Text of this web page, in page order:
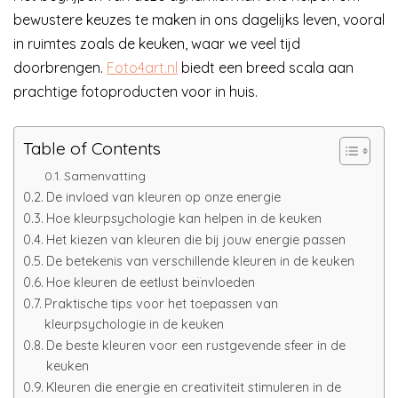
bewustere keuzes te maken in ons dagelijks leven, vooral
in ruimtes zoals de keuken, waar we veel tijd
doorbrengen. Foto4art.nl biedt een breed scala aan
prachtige fotoproducten voor in huis.
Table of Contents
Samenvatting
De invloed van kleuren op onze energie
Hoe kleurpsychologie kan helpen in de keuken
Het kiezen van kleuren die bij jouw energie passen
De betekenis van verschillende kleuren in de keuken
Hoe kleuren de eetlust beïnvloeden
Praktische tips voor het toepassen van
kleurpsychologie in de keuken
De beste kleuren voor een rustgevende sfeer in de
keuken
Kleuren die energie en creativiteit stimuleren in de